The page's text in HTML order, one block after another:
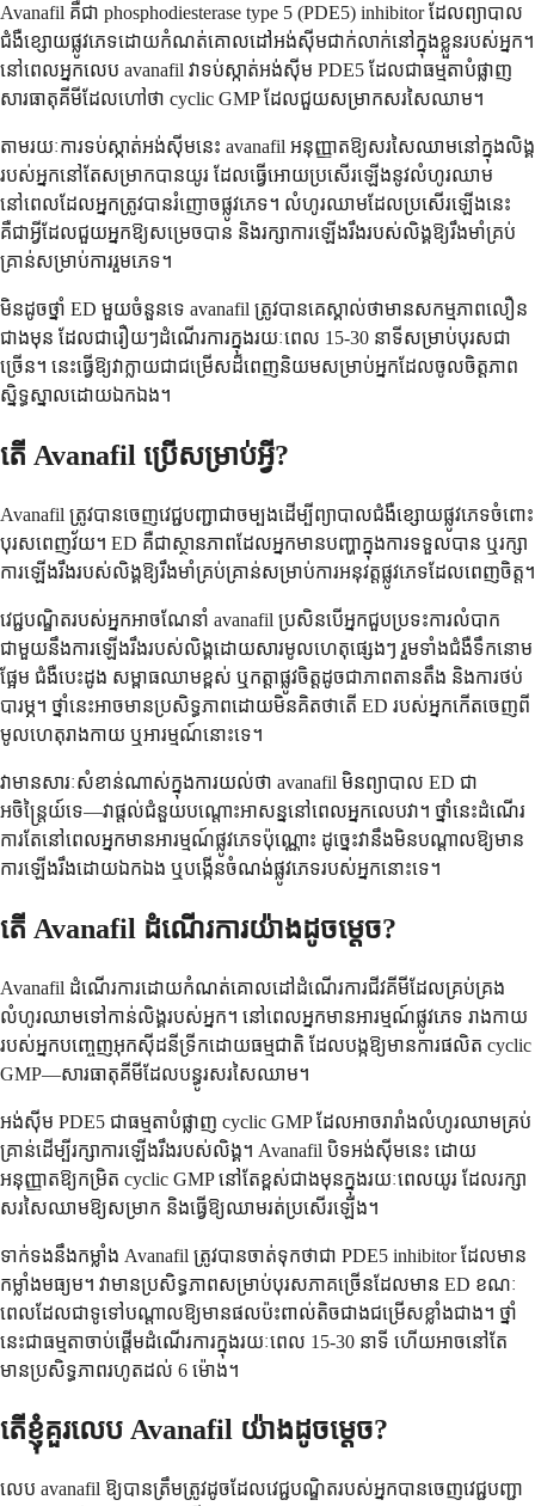
Avanafil គឺជា phosphodiesterase type 5 (PDE5) inhibitor ដែលព្យាបាល
ជំងឺខ្សោយផ្លូវភេទដោយកំណត់គោលដៅអង់ស៊ីមជាក់លាក់នៅក្នុងខ្លួនរបស់អ្នក។
នៅពេលអ្នកលេប avanafil វាទប់ស្កាត់អង់ស៊ីម PDE5 ដែលជាធម្មតាបំផ្លាញ
សារធាតុគីមីដែលហៅថា cyclic GMP ដែលជួយសម្រាកសរសៃឈាម។
តាមរយៈការទប់ស្កាត់អង់ស៊ីមនេះ avanafil អនុញ្ញាតឱ្យសរសៃឈាមនៅក្នុងលិង្គ
របស់អ្នកនៅតែសម្រាកបានយូរ ដែលធ្វើអោយប្រសើរឡើងនូវលំហូរឈាម
នៅពេលដែលអ្នកត្រូវបានរំញោចផ្លូវភេទ។ លំហូរឈាមដែលប្រសើរឡើងនេះ
គឺជាអ្វីដែលជួយអ្នកឱ្យសម្រេចបាន និងរក្សាការឡើងរឹងរបស់លិង្គឱ្យរឹងមាំគ្រប់
គ្រាន់សម្រាប់ការរួមភេទ។
មិនដូចថ្នាំ ED មួយចំនួនទេ avanafil ត្រូវបានគេស្គាល់ថាមានសកម្មភាពលឿន
ជាងមុន ដែលជារឿយៗដំណើរការក្នុងរយៈពេល 15-30 នាទីសម្រាប់បុរសជា
ច្រើន។ នេះធ្វើឱ្យវាក្លាយជាជម្រើសដ៏ពេញនិយមសម្រាប់អ្នកដែលចូលចិត្តភាព
ស្និទ្ធស្នាលដោយឯកឯង។
តើ Avanafil ប្រើសម្រាប់អ្វី?
Avanafil ត្រូវបានចេញវេជ្ជបញ្ជាជាចម្បងដើម្បីព្យាបាលជំងឺខ្សោយផ្លូវភេទចំពោះ
បុរសពេញវ័យ។ ED គឺជាស្ថានភាពដែលអ្នកមានបញ្ហាក្នុងការទទួលបាន ឬរក្សា
ការឡើងរឹងរបស់លិង្គឱ្យរឹងមាំគ្រប់គ្រាន់សម្រាប់ការអនុវត្តផ្លូវភេទដែលពេញចិត្ត។
វេជ្ជបណ្ឌិតរបស់អ្នកអាចណែនាំ avanafil ប្រសិនបើអ្នកជួបប្រទះការលំបាក
ជាមួយនឹងការឡើងរឹងរបស់លិង្គដោយសារមូលហេតុផ្សេងៗ រួមទាំងជំងឺទឹកនោម
ផ្អែម ជំងឺបេះដូង សម្ពាធឈាមខ្ពស់ ឬកត្តាផ្លូវចិត្តដូចជាភាពតានតឹង និងការថប់
បារម្ភ។ ថ្នាំនេះអាចមានប្រសិទ្ធភាពដោយមិនគិតថាតើ ED របស់អ្នកកើតចេញពី
មូលហេតុរាងកាយ ឬអារម្មណ៍នោះទេ។
វាមានសារៈសំខាន់ណាស់ក្នុងការយល់ថា avanafil មិនព្យាបាល ED ជា
អចិន្ត្រៃយ៍ទេ—វាផ្តល់ជំនួយបណ្តោះអាសន្ននៅពេលអ្នកលេបវា។ ថ្នាំនេះដំណើរ
ការតែនៅពេលអ្នកមានអារម្មណ៍ផ្លូវភេទប៉ុណ្ណោះ ដូច្នេះវានឹងមិនបណ្តាលឱ្យមាន
ការឡើងរឹងដោយឯកឯង ឬបង្កើនចំណង់ផ្លូវភេទរបស់អ្នកនោះទេ។
តើ Avanafil ដំណើរការយ៉ាងដូចម្តេច?
Avanafil ដំណើរការដោយកំណត់គោលដៅដំណើរការជីវគីមីដែលគ្រប់គ្រង
លំហូរឈាមទៅកាន់លិង្គរបស់អ្នក។ នៅពេលអ្នកមានអារម្មណ៍ផ្លូវភេទ រាងកាយ
របស់អ្នកបញ្ចេញអុកស៊ីដនីទ្រីកដោយធម្មជាតិ ដែលបង្កឱ្យមានការផលិត cyclic
GMP—សារធាតុគីមីដែលបន្ធូរសរសៃឈាម។
អង់ស៊ីម PDE5 ជាធម្មតាបំផ្លាញ cyclic GMP ដែលអាចរារាំងលំហូរឈាមគ្រប់
គ្រាន់ដើម្បីរក្សាការឡើងរឹងរបស់លិង្គ។ Avanafil បិទអង់ស៊ីមនេះ ដោយ
អនុញ្ញាតឱ្យកម្រិត cyclic GMP នៅតែខ្ពស់ជាងមុនក្នុងរយៈពេលយូរ ដែលរក្សា
សរសៃឈាមឱ្យសម្រាក និងធ្វើឱ្យឈាមរត់ប្រសើរឡើង។
ទាក់ទងនឹងកម្លាំង Avanafil ត្រូវបានចាត់ទុកថាជា PDE5 inhibitor ដែលមាន
កម្លាំងមធ្យម។ វាមានប្រសិទ្ធភាពសម្រាប់បុរសភាគច្រើនដែលមាន ED ខណៈ
ពេលដែលជាទូទៅបណ្តាលឱ្យមានផលប៉ះពាល់តិចជាងជម្រើសខ្លាំងជាង។ ថ្នាំ
នេះជាធម្មតាចាប់ផ្តើមដំណើរការក្នុងរយៈពេល 15-30 នាទី ហើយអាចនៅតែ
មានប្រសិទ្ធភាពរហូតដល់ 6 ម៉ោង។
តើខ្ញុំគួរលេប Avanafil យ៉ាងដូចម្តេច?
លេប avanafil ឱ្យបានត្រឹមត្រូវដូចដែលវេជ្ជបណ្ឌិតរបស់អ្នកបានចេញវេជ្ជបញ្ជា